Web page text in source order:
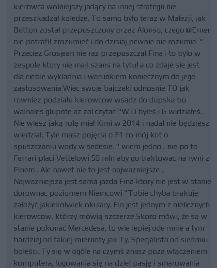
kierowca wolniejszy jadący na innej strategii nie
przeszkadzał koledze. To samo było teraz w Malezji, jak
Button został przepuszczony przez Alonso, czego @Emer
nie potrafił zrozumieć i do dzisiaj pewnie nie rozumie. "
Przeciez Grosjean nie raz przepuszczal Fina i to bylo w
zespole ktory nie mail szans na tytul a co zdaje sie jest
dla ciebie wykladnia i warunkiem koniecznym do jego
zastosowania Wiec swoje bajczeki odnosnie TO jak
rowniez podzialu kierowcow wsadz do dupska bo
walnales glupote az zal czytac "W D byłeś i G widziałeś.
Nie wiesz jaką rolę miał Kimi w 2014 i nadal nie będziesz
wiedział. Tyle masz pojęcia o F1 co mój kot o
spuszczaniu wody w sedesie. " wiem jedno , nie po to
Ferrari placi Vettelowi 50 mln aby go traktowac na rwni z
Finem . Ale nawet nie to jest najwazniejsze .
Najwazniejsza jest sama jazda Fina ktory nie jest w stanie
dorownac poziomem Niemcowi "Tobie chyba brakuje
założyć jakiekolwiek okulary. Fin jest jednym z nielicznych
kierowców, którzy mówią szczerze Skoro mówi, że są w
stanie pokonać Mercedesa, to wie lepiej ode mnie a tym
bardziej od takiej miernoty jak Ty. Specjalista od siedmiu
boleści. Ty się w ogóle na czymś znasz poza włączeniem
komputera, logowania się na dziel pasję i smarowania